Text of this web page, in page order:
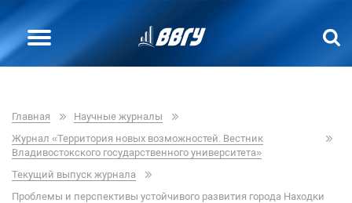
Главная
Научные журналы
Журнал «Территория новых возможностей. Вестник
Владивостокского государственного университета»
Текущий выпуск журнала
Проблемы и перспективы устойчивого развития города Находки